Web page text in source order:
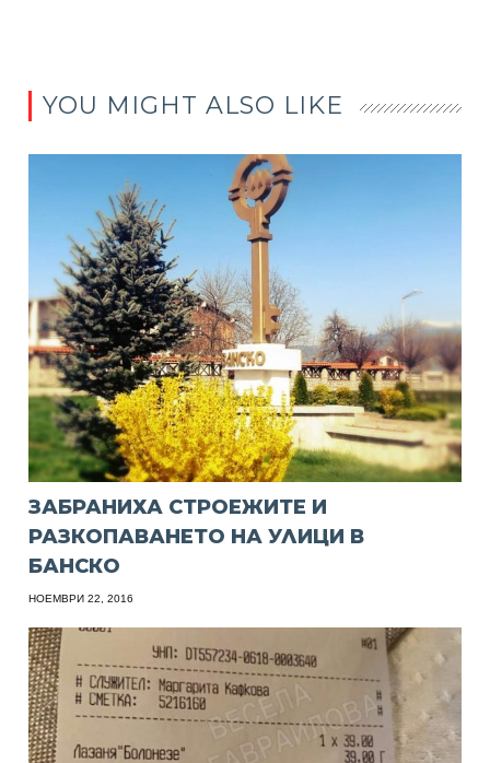
YOU MIGHT ALSO LIKE
ЗАБРАНИХА СТРОЕЖИТЕ И
РАЗКОПАВАНЕТО НА УЛИЦИ В
БАНСКО
НОЕМВРИ 22, 2016